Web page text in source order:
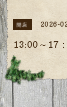
開店 2026-
13:00～17